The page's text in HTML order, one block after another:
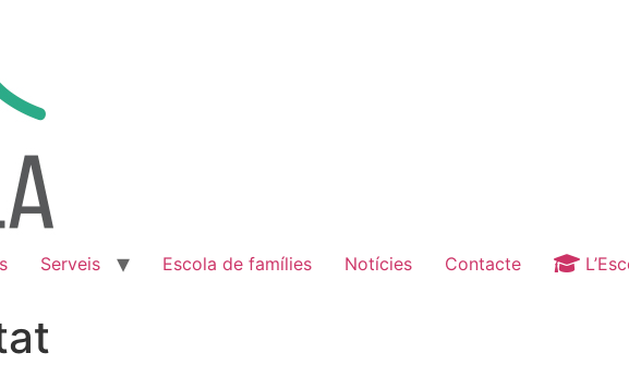
Serveis Escola de famílies Notícies Contacte